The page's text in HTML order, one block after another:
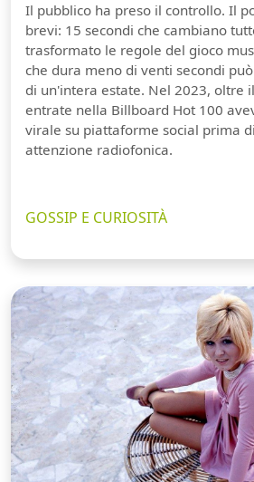
Il pubblico ha preso il controllo. Il
brevi: 15 secondi che cambiano
trasformato le regole del gioco
che dura meno di venti secondi
di un'intera estate. Nel 2023, oltre
entrate nella Billboard Hot 100
virale su piattaforme social prima
attenzione radiofonica.
GOSSIP E CURIOSITÀ